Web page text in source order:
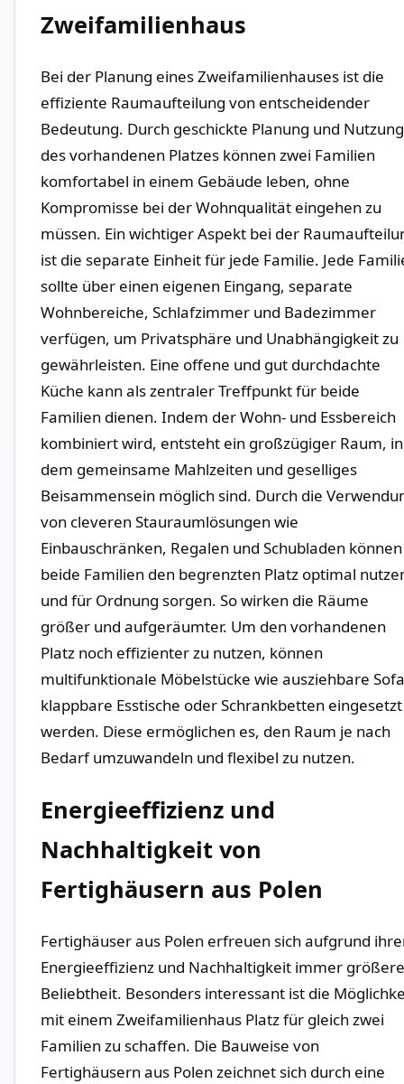
Zweifamilienhaus
Bei‌ der Planung eines Zweifamilienhauses​ ist die
effiziente Raumaufteilung von⁢ entscheidender
Bedeutung. Durch ⁤geschickte​ Planung und Nutzung
des‍ vorhandenen Platzes können‌ zwei Familien
komfortabel in einem Gebäude leben, ohne
Kompromisse bei der Wohnqualität ⁤eingehen zu
müssen. Ein wichtiger⁢ Aspekt‍ bei der
ist die separate Einheit für jede⁣ Familie. Jede
sollte​ über ​einen eigenen Eingang, separate
Wohnbereiche, Schlafzimmer und Badezimmer‌
verfügen,⁣ um Privatsphäre und Unabhängigkeit‍ zu
gewährleisten. Eine offene und gut durchdachte
‌Küche kann⁤ als zentraler Treffpunkt für beide
Familien dienen. ⁢Indem ⁤der Wohn- und Essbereich
kombiniert wird, entsteht ein großzügiger Raum, ‌in⁢
dem gemeinsame Mahlzeiten ​und geselliges
Beisammensein ⁣möglich sind. Durch die⁣
von cleveren Stauraumlösungen‌ wie
Einbauschränken, ​Regalen und⁢ Schubladen können
beide Familien den⁣ begrenzten Platz optimal
und⁢ für Ordnung sorgen. ⁣So wirken⁤ die Räume​
größer‍ und aufgeräumter. Um ⁢den vorhandenen
Platz ‌noch effizienter zu nutzen, können
multifunktionale Möbelstücke wie ausziehbare
klappbare Esstische oder Schrankbetten eingesetzt
werden. Diese ermöglichen es, den Raum je nach⁢
Bedarf umzuwandeln⁢ und flexibel zu nutzen.
Energieeffizienz und
Nachhaltigkeit von⁢
Fertighäusern aus Polen
Fertighäuser aus Polen erfreuen sich aufgrund​
Energieeffizienz und Nachhaltigkeit immer
Beliebtheit. Besonders interessant ist die‍
mit einem Zweifamilienhaus​ Platz für gleich zwei
Familien zu schaffen. Die ⁢Bauweise von
Fertighäusern aus Polen zeichnet sich durch eine